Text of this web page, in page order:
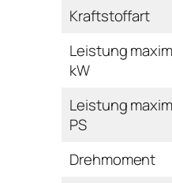
Kraftstoffart
Leistung
kW
Leistung
PS
Drehmoment